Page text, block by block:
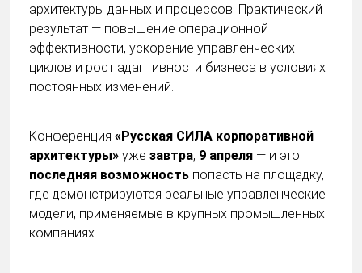
архитектуры данных и процессов. Практический
результат — повышение операционной
эффективности, ускорение управленческих
циклов и рост адаптивности бизнеса в условиях
постоянных изменений.
Конференция «Русская СИЛА корпоративной
архитектуры» уже завтра, 9 апреля — и это
последняя возможность попасть на площадку,
где демонстрируются реальные управленческие
модели, применяемые в крупных промышленных
компаниях.